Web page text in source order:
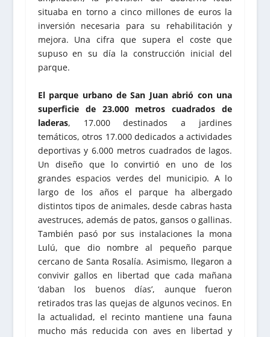
situaba en torno a cinco millones de euros la
inversión necesaria para su rehabilitación y
mejora. Una cifra que supera el coste que
supuso en su día la construcción inicial del
parque.
El parque urbano de San Juan abrió con una
superficie de 23.000 metros cuadrados de
laderas, 17.000 destinados a jardines
temáticos, otros 17.000 dedicados a actividades
deportivas y 6.000 metros cuadrados de lagos.
Un diseño que lo convirtió en uno de los
grandes espacios verdes del municipio. A lo
largo de los años el parque ha albergado
distintos tipos de animales, desde cabras hasta
avestruces, además de patos, gansos o gallinas.
También pasó por sus instalaciones la mona
Lulú, que dio nombre al pequeño parque
cercano de Santa Rosalía. Asimismo, llegaron a
convivir gallos en libertad que cada mañana
‘daban los buenos días’, aunque fueron
retirados tras las quejas de algunos vecinos. En
la actualidad, el recinto mantiene una fauna
mucho más reducida con aves en libertad y